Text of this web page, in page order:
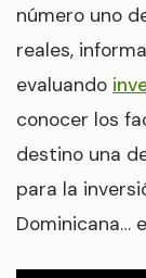
número uno
reales,
evaluando
conocer los
destino una
para la
Dominicana…